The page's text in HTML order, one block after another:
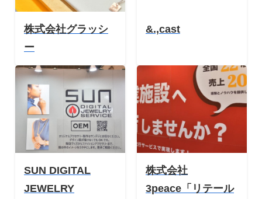
株式会社グラッシ
ー
&.,cast
SUN DIGITAL
JEWELRY
株式会社
3peace「リテール